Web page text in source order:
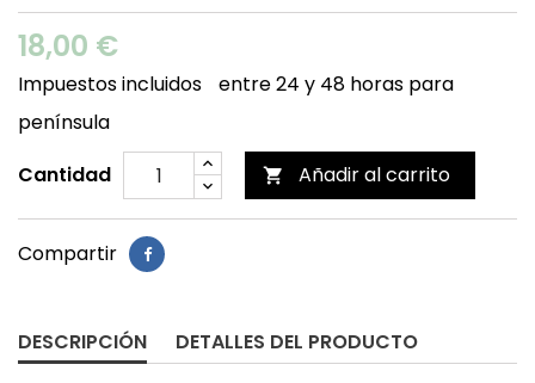
18,00 €
Impuestos incluidos
entre 24 y 48 horas para
península
Cantidad
 Añadir al carrito
Compartir
DESCRIPCIÓN DETALLES DEL PRODUCTO